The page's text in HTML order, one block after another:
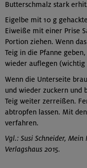
Butterschmalz stark
Eigelbe mit 10 g
Eiweiße mit einer Prise
Portion ziehen. Wenn
Teig in die Pfanne
wieder auflegen
Wenn die Unterseite
und wieder zuckern und
Teig weiter zerreißen.
abtropfen lassen. Mit
verfahren.
Vgl.: Susi Schneider,
Verlagshaus 2015.